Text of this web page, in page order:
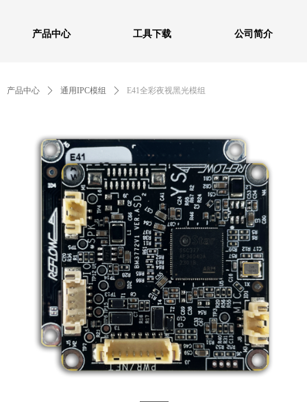
产品中心 工具下载 公司简介
产品中心 ꄲ 通用IPC模组 ꄲ E41全彩夜视黑光模组